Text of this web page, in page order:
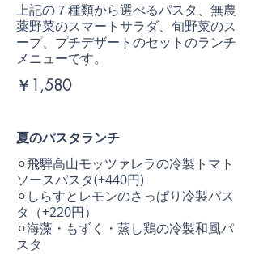
上記の７種類から選べるパスタ、無農
薬野菜のスマートサラダ、旬野菜のス
ープ、プチデザートのセットのランチ
メニューです。
￥1,580
夏のパスタランチ
⚪︎飛騨高山モッツァレラの冷製トマト
ソースパスタ(+440円)
⚪︎しらすとレモンのさっぱり冷製パス
タ（+220円）
⚪︎海藻・もずく・蒸し鶏の冷製和風パ
スタ